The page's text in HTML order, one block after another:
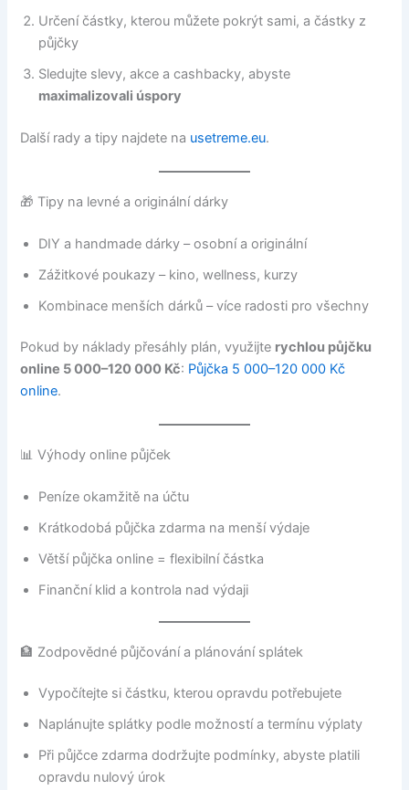
Určení částky, kterou můžete pokrýt sami, a částky z
půjčky
Sledujte slevy, akce a cashbacky, abyste
maximalizovali úspory
Další rady a tipy najdete na usetreme.eu.
🎁 Tipy na levné a originální dárky
DIY a handmade dárky – osobní a originální
Zážitkové poukazy – kino, wellness, kurzy
Kombinace menších dárků – více radosti pro všechny
Pokud by náklady přesáhly plán, využijte rychlou půjčku
online 5 000–120 000 Kč: Půjčka 5 000–120 000 Kč
online.
📊 Výhody online půjček
Peníze okamžitě na účtu
Krátkodobá půjčka zdarma na menší výdaje
Větší půjčka online = flexibilní částka
Finanční klid a kontrola nad výdaji
🏦 Zodpovědné půjčování a plánování splátek
Vypočítejte si částku, kterou opravdu potřebujete
Naplánujte splátky podle možností a termínu výplaty
Při půjčce zdarma dodržujte podmínky, abyste platili
opravdu nulový úrok